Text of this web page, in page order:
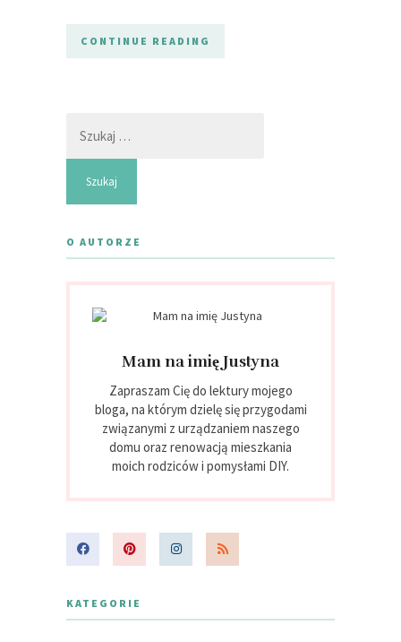
CONTINUE READING
O AUTORZE
Mam na imię Justyna
Zapraszam Cię do lektury mojego
bloga, na którym dzielę się przygodami
związanymi z urządzaniem naszego
domu oraz renowacją mieszkania
moich rodziców i pomysłami DIY.
KATEGORIE